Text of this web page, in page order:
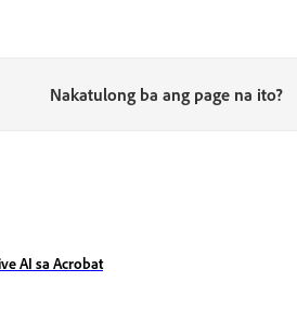
Nakatulong ba ang page na ito?
AI sa Acrobat